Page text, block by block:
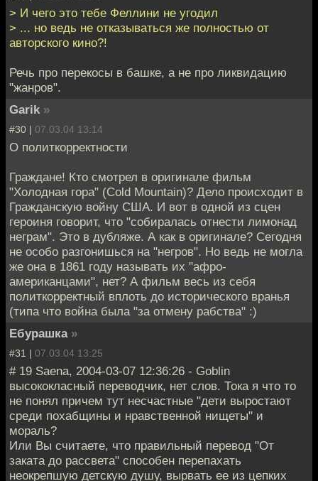
> И чего это тебе Феллини не угодил
> ... но ведь не отказываться же полностью от
авторского кино?!
Речь про перекосы в башке, а не про ликвидацию
"жанров".
Garik »
#30 | 07.03.04 13:14
О политкорректности
Граждане! Кто смотрел в оригинале фильм
"Холодная гора" (Cold Mountain)? Дело происходит в
Гражданскую войну США. И вот в одной из сцен
героиня говорит, что "собиралась отнести лимонад
неграм". Это в дубляже. А как в оригинале? Сегодня
не особо разгонишься на "негров". Но ведь не могла
же она в 1861 году называть их "афро-
американцами", нет? А фильм весь из себя
политкорректный вплоть до исторического вранья
(типа что война была "за отмену рабства" :)
Ебурашка »
#31 | 07.03.04 13:25
# 19 Saena, 2004-03-07 12:36:26 - Goblin
высококласный переводчик, нет слов. Тока я что то
не понял причем тут несчастные "дети выростают
среди похабщины и нравственной нищеты" и
мораль?
Или Вы считаете, что правильный перевод "От
заката до рассвета" способен перепахать
неокрепшую детскую душу, вырвать ее из цепких